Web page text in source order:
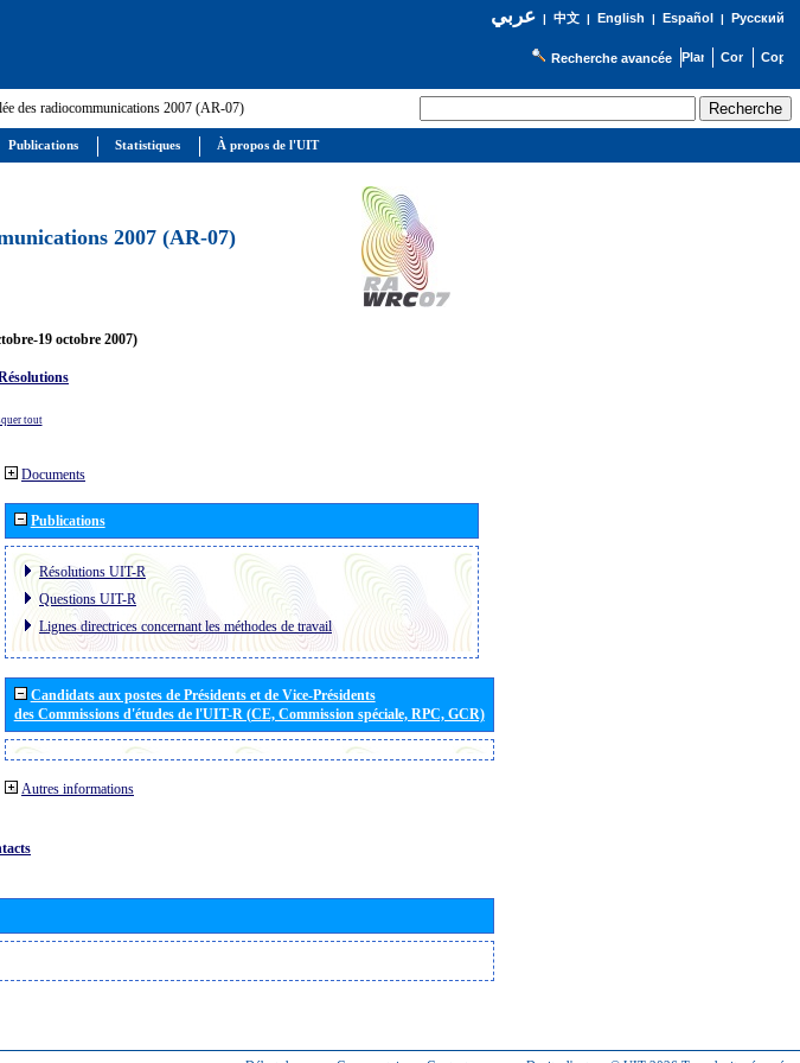
عربي| 中文| English | Español | Русский
Recherche avancée
des radiocommunications 2007 (AR-07)
2007 (AR-07)
19 octobre 2007)
tout
Documents
Publications
Résolutions UIT-R
Questions UIT-R
Lignes directrices concernant les méthodes de travail
Candidats aux postes de Présidents et de Vice-Présidents
des Commissions d'études de l'UIT-R (CE, Commission spéciale, RPC, GCR)
Autres informations
Publications Statistiques À propos de l'UIT